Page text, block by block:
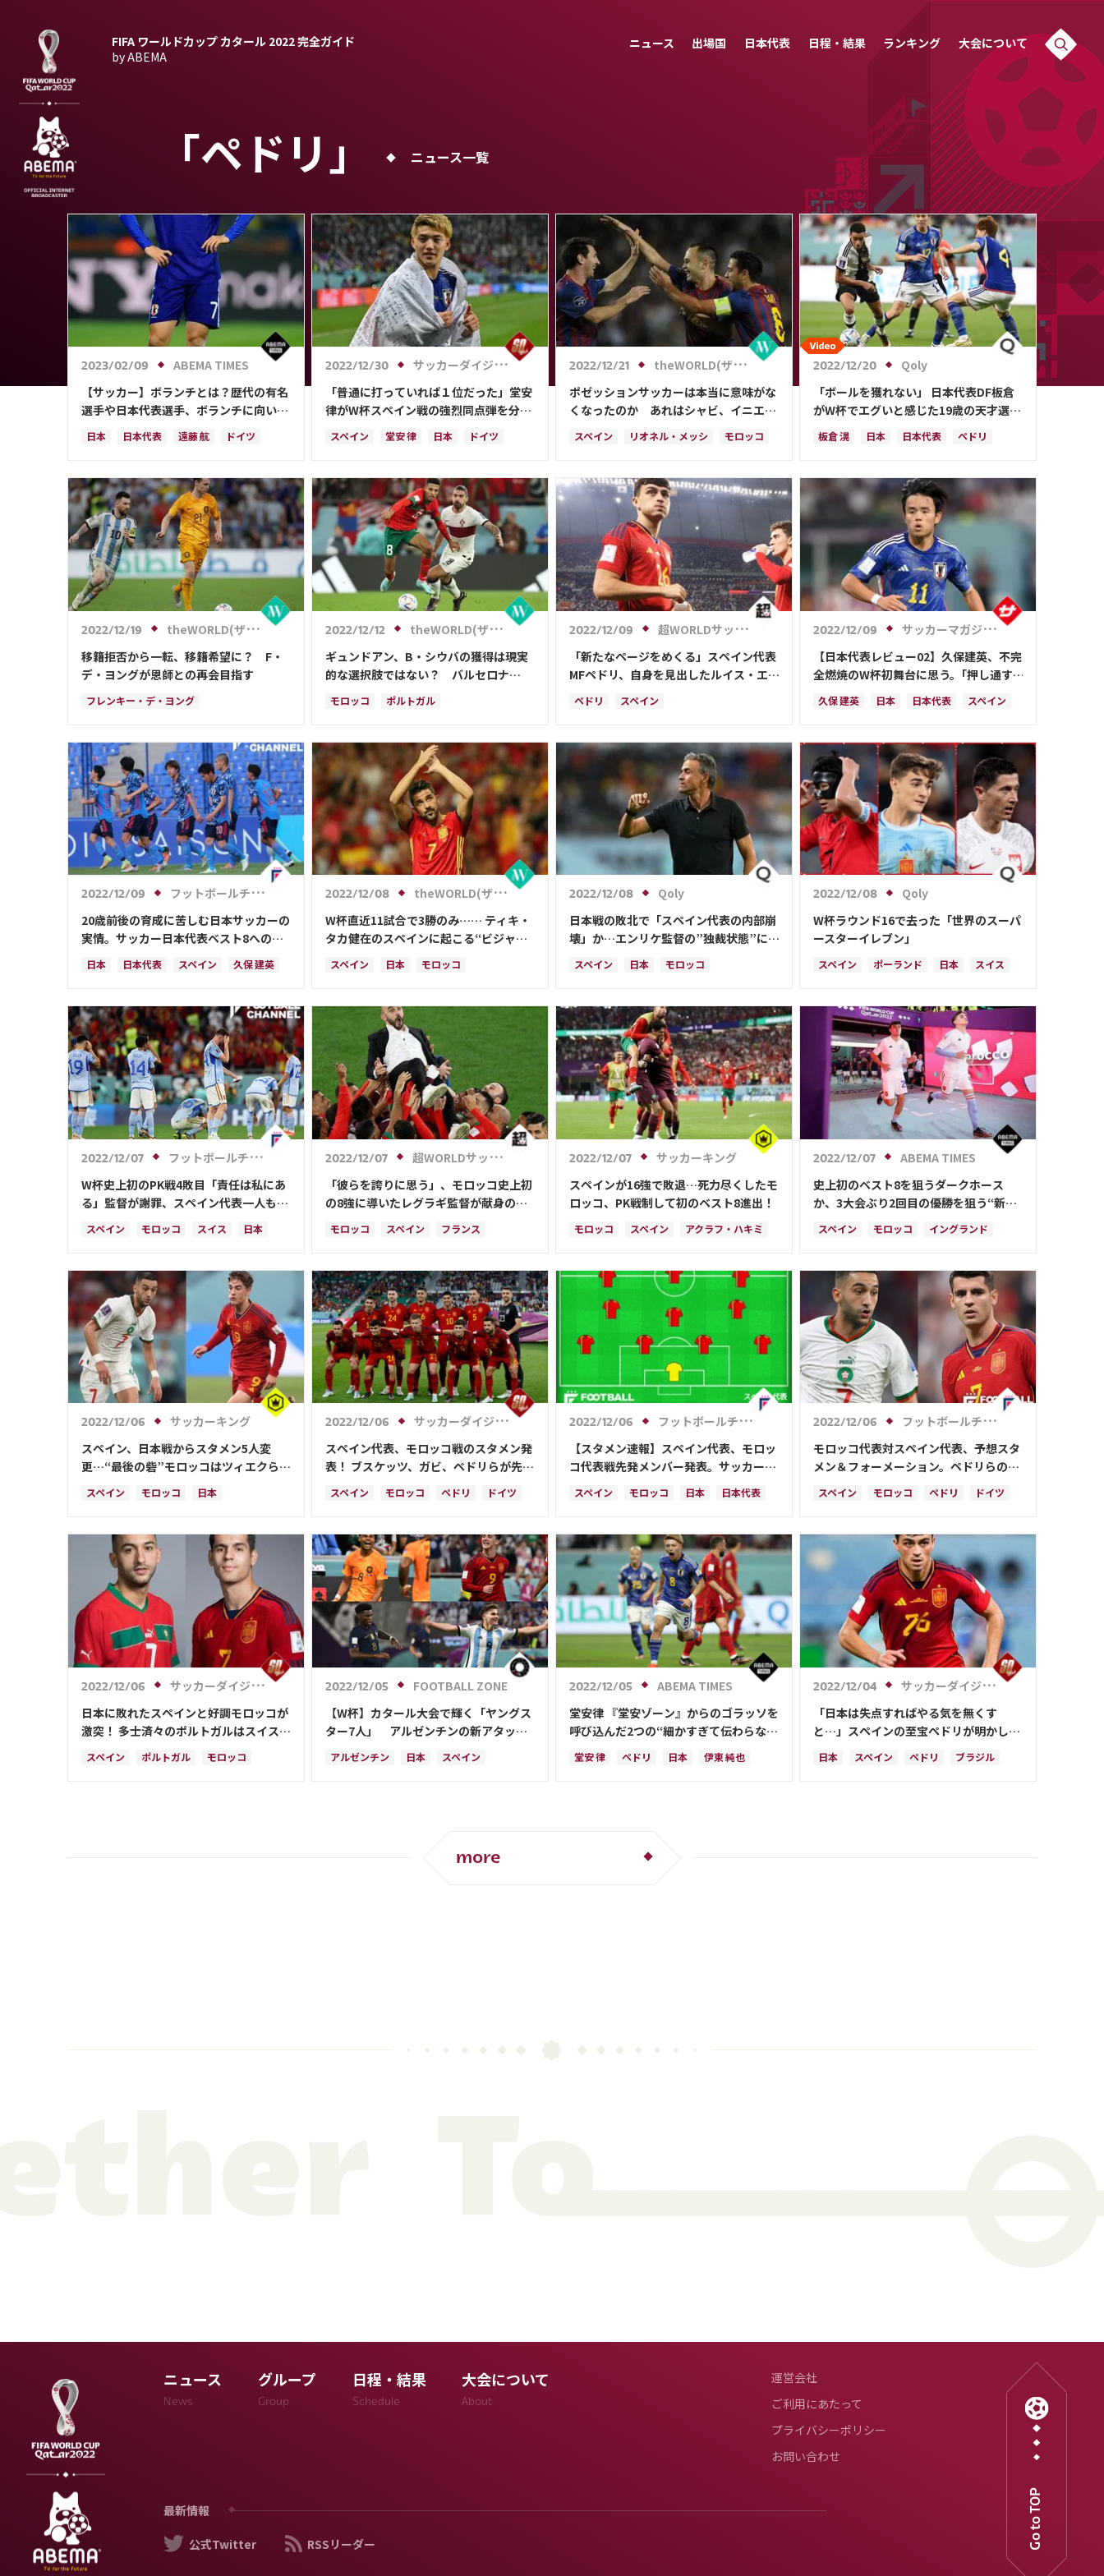
FIFA ワールドカップ カタール 2022完全ガイド
by ABEMA
ニュース 出場国 日本代表 日程・結果 ランキング 大会について
「ペドリ」 ニュース一覧
2023/02/09
ABEMA TIMES
【サッカー】ボランチとは？歴代の有名
選手や日本代表選手、ボランチに向いて
いる選手の特徴を紹介
日本 日本代表 遠藤 航 ドイツ
イングランド 守田 英正 田中 碧
ラファエル・バラン ポルトガル
ブラジル カゼミーロ カタール
デンマーク ベルギー オーストラリア
ペドリ
2022/12/30
サッカーダイジェストWeb
「普通に打っていれば１位だった」堂安
律がW杯スペイン戦の強烈同点弾を分
析！事前のシュート練習で取り組んだの
は…
スペイン 堂安 律 日本 ドイツ
2022/12/21
theWORLD(ザ・ワールドWeb)
ポゼッションサッカーは本当に意味がな
くなったのか あれはシャビ、イニエス
タらしか出来ぬ“神の領域”だった
スペイン リオネル・メッシ モロッコ
2022/12/20
Qoly
「ボールを獲れない」 日本代表DF板倉
がW杯でエグいと感じた19歳の天才選手
とは
板倉 滉 日本 日本代表 ペドリ
2022/12/19
theWORLD(ザ・ワールドWeb)
移籍拒否から一転、移籍希望に？ F・
デ・ヨングが恩師との再会目指す
フレンキー・デ・ヨング
ペドリ
2022/12/12
theWORLD(ザ・ワールドWeb)
ギュンドアン、B・シウバの獲得は現実
的な選択肢ではない？ バルセロナ
が“市場価値350万ユーロ”のモロッコ代
表MFに興味
モロッコ ポルトガル
エンゴロ・カンテ
2022/12/09
超WORLDサッカー!
「新たなページをめくる」スペイン代表
MFペドリ、自身を見出したルイス・エ
の国に喜びをもたらすために働く」
ペドリ スペイン
2022/12/09
サッカーマガジンWEB
【日本代表レビュー02】久保建英、不完
全燃焼のW杯初舞台に思う。｢押し通す
ぐらいのものがまだ自分にはなかった｣
久保 建英 日本 日本代表 スペイン
コスタリカ ペドリ
2022/12/09
フットボールチャンネル
20歳前後の育成に苦しむ日本サッカーの
実情。サッカー日本代表ベスト8への壁
【カタールW杯】
日本 日本代表 スペイン 久保 建英
イングランド 三笘 薫 板倉 滉
フランス クロアチア ポルトガル
アルゼンチン 浅野 拓磨 南野 拓実
ペドリ アンス・ファティ
ラファエル・バラン 冨安 健洋 遠藤 航
2022/12/08
theWORLD(ザ・ワールドWeb)
W杯直近11試合で3勝のみ…… ティキ・
タカ健在のスペインに起こる“ビジャ不
スペイン 日本 モロッコ
ペドリ
2022/12/08
Qoly
日本戦の敗北で「スペイン代表の内部崩
壊」か…エンリケ監督の”独裁状態”に
スペイン 日本 モロッコ
ペドリ セルヒオ・ブスケツ
2022/12/08
Qoly
W杯ラウンド16で去った「世界のスーパ
ースターイレブン」
スペイン ポーランド 日本 スイス
ソン・フンミン ペドリ 冨安 健洋
フランス イングランド オランダ
ポルトガル コスタリカ 日本代表
ラファエル・バラン
2022/12/07
フットボールチャンネル
W杯史上初のPK戦4敗目「責任は私にあ
る」監督が謝罪、スペイン代表一人も成
スペイン モロッコ スイス 日本
2022/12/07
超WORLDサッカー!
「彼らを誇りに思う」、モロッコ史上初
の8強に導いたレグラギ監督が献身の選
モロッコ スペイン フランス
ドイツ イングランド オランダ
リオネル・メッシ ネイマール
キリアン・ムバッペ サディオ・マネ
ペドリ
2022/12/07
サッカーキング
スペインが16強で敗退…死力尽くしたモ
ロッコ、PK戦制して初のベスト8進出！
モロッコ スペイン アクラフ・ハキミ
ポルトガル ペドリ
マルコ・アセンシオ
2022/12/07
ABEMA TIMES
史上初のベスト8を狙うダークホース
か、3大会ぶり2回目の優勝を狙う“新生
無敵艦隊”か。モロッコvsスペイン、激
戦必至──。
スペイン モロッコ イングランド
ベルギー クロアチア 日本 ペドリ
セルヒオ・ブスケツ カナダ
コスタリカ アクラフ・ハキミ
マルコ・アセンシオ ラファエル・バラン
2022/12/06
サッカーキング
スペイン、日本戦からスタメン5人変
更…“最後の砦”モロッコはツィエクら先
スペイン モロッコ 日本
アクラフ・ハキミ マルコ・アセンシオ
ベルギー 日本代表 ペドリ
セルヒオ・ブスケツ
2022/12/06
サッカーダイジェストWeb
スペイン代表、モロッコ戦のスタメン発
表！ ブスケッツ、ガビ、ペドリらが先発
【Ｗ杯ラウンド16】
スペイン モロッコ ペドリ ドイツ
コスタリカ マルコ・アセンシオ
2022/12/06
フットボールチャンネル
【スタメン速報】スペイン代表、モロッ
コ代表戦先発メンバー発表。サッカー日
本代表戦から5人変更
スペイン モロッコ 日本 日本代表
マルコ・アセンシオ
2022/12/06
フットボールチャンネル
モロッコ代表対スペイン代表、予想スタ
メン＆フォーメーション。ペドリらの出
場は？
スペイン モロッコ ペドリ ドイツ
セルヒオ・ブスケツ マルコ・アセンシオ
2022/12/06
サッカーダイジェストWeb
日本に敗れたスペインと好調モロッコが
激突！ 多士済々のポルトガルはスイスを
堅守を破れるか【Ｗ杯・第17日目プレビ
ュー】
スペイン ポルトガル モロッコ
2022/12/05
FOOTBALL ZONE
【W杯】カタール大会で輝く「ヤングス
ター7人」 アルゼンチンの新アタッカ
ー、プレミア移籍“秒読み”のCBら厳選
アルゼンチン 日本 スペイン
2022/12/05
ABEMA TIMES
堂安律 『堂安ゾーン』からのゴラッソを
呼び込んだ2つの“細かすぎて伝わらな
い”プレー
堂安 律 ペドリ 日本 伊東 純也
2022/12/04
サッカーダイジェストWeb
「日本は失点すればやる気を無くす
と…」スペインの至宝ペドリが明かした
森保J戦の“誤算”「大間違い。先制点で
覚醒させてしまった」【W杯】
日本 スペイン ペドリ ブラジル
more
ニュース
News
グループ
Group
日程・結果
Schedule
大会について
About
運営会社
ご利用にあたって
プライバシーポリシー
お問い合わせ
最新情報
公式Twitter RSSリーダー Go to TOP